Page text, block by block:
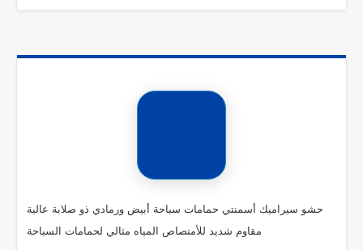
حشو سيراميك أسمنتي حمامات سباحة أبيض ورمادي ذو صلابة عالية
مقاوم شديد للأمتصاص المياه مثالي لحمامات السباحة